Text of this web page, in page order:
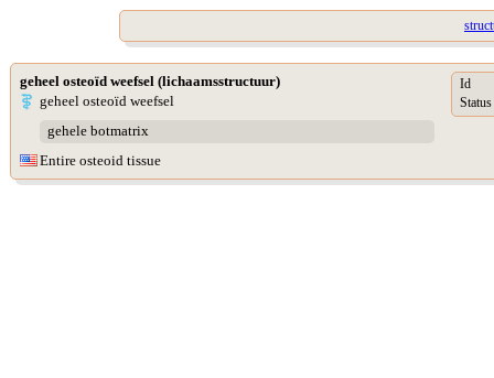
geheel osteoïd weefsel (lichaamsstructuur)
geheel osteoïd weefsel
gehele botmatrix
Entire osteoid tissue
Id
Status